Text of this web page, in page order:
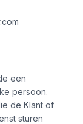
een
persoon.
de Klant of
sturen